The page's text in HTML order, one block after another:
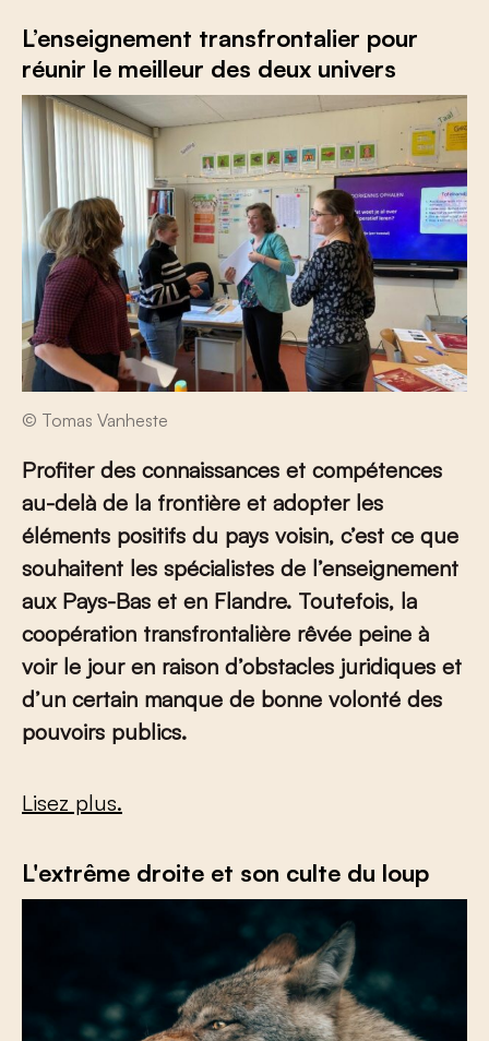
L’enseignement transfrontalier pour
réunir le meilleur des deux univers
© Tomas Vanheste
Profiter des connaissances et compétences
au-delà de la frontière et adopter les
éléments positifs du pays voisin, c’est ce que
souhaitent les spécialistes de l’enseignement
aux Pays-Bas et en Flandre. Toutefois, la
coopération transfrontalière rêvée peine à
voir le jour en raison d’obstacles juridiques et
d’un certain manque de bonne volonté des
pouvoirs publics.
Lisez plus.
L'extrême droite et son culte du loup